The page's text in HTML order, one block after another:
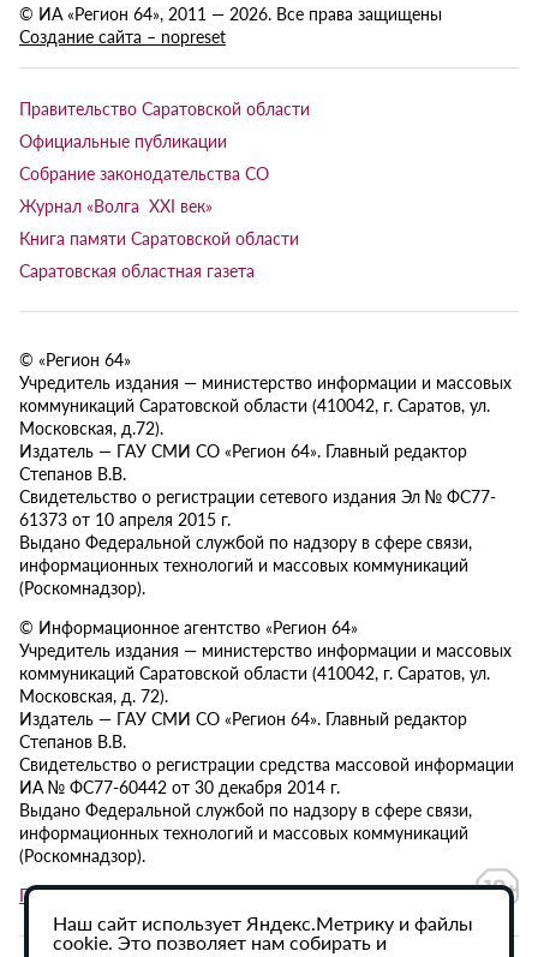
© ИА «Регион 64», 2011 — 2026. Все права защищены
Создание сайта – nopreset
Правительство Саратовской области
Официальные публикации
Собрание законодательства СО
Журнал «Волга XXI век»
Книга памяти Саратовской области
Саратовская областная газета
© «Регион 64»
Учредитель издания — министерство информации и массовых
коммуникаций Саратовской области (410042, г. Саратов, ул.
Московская, д.72).
Издатель — ГАУ СМИ СО «Регион 64». Главный редактор
Степанов В.В.
Свидетельство о регистрации сетевого издания Эл № ФС77-
61373 от 10 апреля 2015 г.
Выдано Федеральной службой по надзору в сфере связи,
информационных технологий и массовых коммуникаций
(Роскомнадзор).
© Информационное агентство «Регион 64»
Учредитель издания — министерство информации и массовых
коммуникаций Саратовской области (410042, г. Саратов, ул.
Московская, д. 72).
Издатель — ГАУ СМИ СО «Регион 64». Главный редактор
Степанов В.В.
Свидетельство о регистрации средства массовой информации
ИА № ФС77-60442 от 30 декабря 2014 г.
Выдано Федеральной службой по надзору в сфере связи,
информационных технологий и массовых коммуникаций
(Роскомнадзор).
Политика в отношении обработки персональных данных
Наш сайт использует Яндекс.Метрику и файлы
cookie. Это позволяет нам собирать и